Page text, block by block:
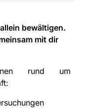
bewältigen.
mit dir
rund um